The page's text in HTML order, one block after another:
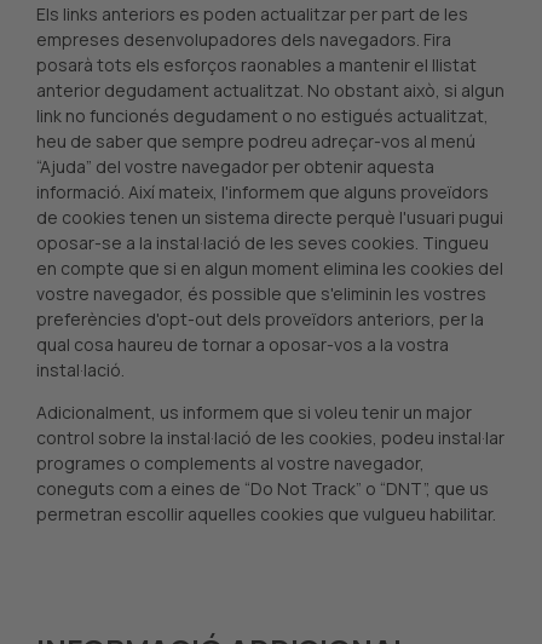
Els links anteriors es poden actualitzar per part de les
empreses desenvolupadores dels navegadors. Fira
posarà tots els esforços raonables a mantenir el llistat
anterior degudament actualitzat. No obstant això, si algun
link no funcionés degudament o no estigués actualitzat,
heu de saber que sempre podreu adreçar-vos al menú
“Ajuda” del vostre navegador per obtenir aquesta
informació. Així mateix, l'informem que alguns proveïdors
de cookies tenen un sistema directe perquè l'usuari pugui
oposar-se a la instal·lació de les seves cookies. Tingueu
en compte que si en algun moment elimina les cookies del
vostre navegador, és possible que s'eliminin les vostres
preferències d'opt-out dels proveïdors anteriors, per la
qual cosa haureu de tornar a oposar-vos a la vostra
instal·lació.
Adicionalment, us informem que si voleu tenir un major
control sobre la instal·lació de les cookies, podeu instal·lar
programes o complements al vostre navegador,
coneguts com a eines de “Do Not Track” o “DNT”, que us
permetran escollir aquelles cookies que vulgueu habilitar.